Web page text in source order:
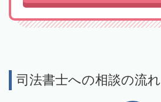
司法書士への相談の流れ